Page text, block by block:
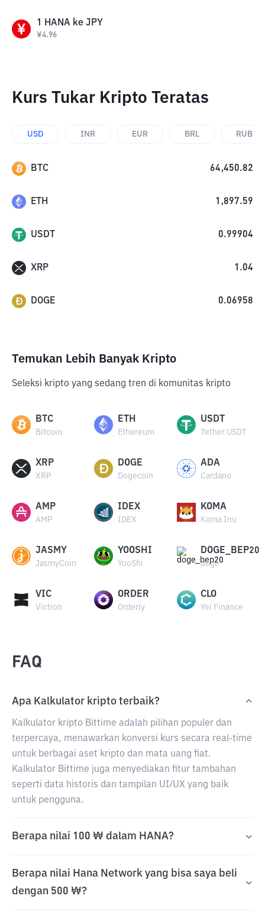
1 HANA ke JPY
¥4.96
Kurs Tukar Kripto Teratas
USD INR EUR BRL RUB
BTC 64,450.82
ETH 1,897.59
USDT 0.99904
XRP 1.04
DOGE 0.06958
Temukan Lebih Banyak Kripto
Seleksi kripto yang sedang tren di komunitas kripto
BTC
Bitcoin
ETH
Ethereum
USDT
Tether USDT
XRP
XRP
DOGE
Dogecoin
ADA
Cardano
AMP
AMP
IDEX
IDEX
KOMA
Koma Inu
JASMY
JasmyCoin
YOOSHI
YooShi
DOGE_BEP20
doge
VIC
Viction
ORDER
Orderly
CLO
Yei Finance
FAQ
Apa Kalkulator kripto terbaik?
Kalkulator kripto Bittime adalah pilihan populer dan
terpercaya, menawarkan konversi kurs secara real-time
untuk berbagai aset kripto dan mata uang fiat.
Kalkulator Bittime juga menyediakan fitur tambahan
seperti data historis dan tampilan UI/UX yang baik
untuk pengguna.
Berapa nilai 100 ₩ dalam HANA?
Berapa nilai Hana Network yang bisa saya beli
dengan 500 ₩?